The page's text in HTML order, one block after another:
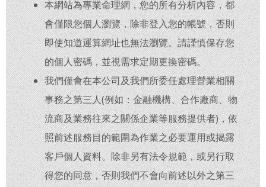
本網站為專業命理網，您的所有分析內容，都
會僅限您個人瀏覽，除非登入您的帳號，否則
即使知道運算網址也無法瀏覽。請謹慎保存您
的個人密碼，並視需求定期更換密碼。
我們僅會在本公司及我們所委任處理營業相關
事務之第三人(例如：金融機構、合作廠商、物
流商及業務往來之關係企業等服務提供者)，依
照前述服務目的範圍為作業之必要運用或揭露
客戶個人資料。除非另有法令規範，或另行取
得您的同意，否則我們不會向前述以外之第三